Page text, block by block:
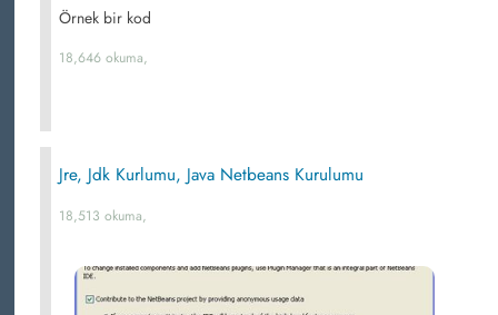
Örnek bir kod
18,646 okuma,
Jre, Jdk Kurlumu, Java Netbeans Kurulumu
18,513 okuma,